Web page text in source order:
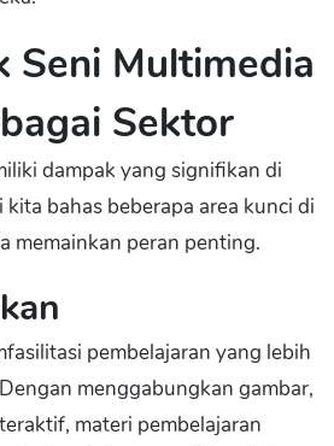
Seni Multimedia
Sektor
dampak yang signifikan di
bahas beberapa area kunci di
memainkan peran penting.
pembelajaran yang lebih
menggabungkan gambar,
materi pembelajaran